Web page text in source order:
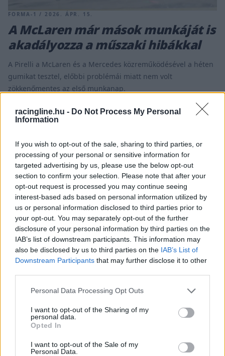
racingline.hu - Do Not Process My Personal
Information
If you wish to opt-out of the sale, sharing to third parties, or
processing of your personal or sensitive information for
targeted advertising by us, please use the below opt-out
section to confirm your selection. Please note that after your
opt-out request is processed you may continue seeing
interest-based ads based on personal information utilized by
us or personal information disclosed to third parties prior to
your opt-out. You may separately opt-out of the further
disclosure of your personal information by third parties on the
IAB’s list of downstream participants. This information may
also be disclosed by us to third parties on the IAB’s List of
Downstream Participants that may further disclose it to other
Please note that this website/app uses one or more Google
not limited to your visit or usage behaviour. You may click to
grant or deny consent to Google and its third-party tags to
use your data for below specified purposes in below Google
consent section.
Personal Data Processing Opt Outs
I want to opt-out of the Sharing of my
personal data.
Opted In
I want to opt-out of the Sale of my
Personal Data.
FORMA-1 / 2026. ÁPR. 15.
A McLaren már mások munkáját is
akadályozza a műszaki hibákkal
A Pirelli a McLaren és a Mercedes közreműködésével a héten
gumikat tesztel, előbbi problémái miatt nem volt
zökkenőmentes az első munkanap.
MOTOR / 2026. ÁPR. 14.
Megjelentek az első felvételek a
Ducati jövő évi MotoGP-motorjáról
(videók)
Michele Pirro egy misanói teszten pályára vitte a Ducati 2027-
nyilvánoosság.